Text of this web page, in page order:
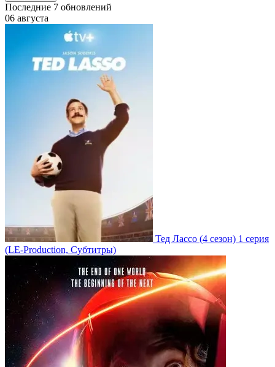
Последние 7 обновлений
06 августа
Тед Лассо (4 сезон) 1 серия
(LE-Production, Субтитры)